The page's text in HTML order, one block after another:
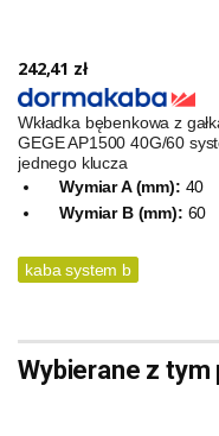
242,41 zł
Wkładka bębenkowa z
GEGE AP1500 40G/60
jednego klucza
Wymiar A (mm): 40
Wymiar B (mm): 60
kaba system b
Wybierane z